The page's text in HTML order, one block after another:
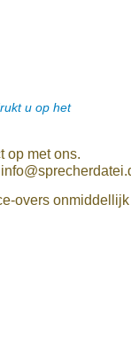
u op het
op met ons.
overs onmiddellijk